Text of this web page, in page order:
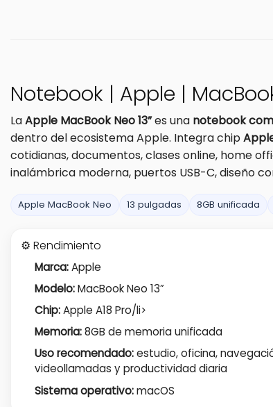
Notebook | Apple |
LaApple MacBook Neo 13”es una notebook
dentro del ecosistema Apple. Integra chip
cotidianas, documentos, clases online, home
inalámbrica moderna, puertos USB-C, diseño
Apple MacBook Neo 13 pulgadas 8GB unificada
⚙️ Rendimiento
Marca:Apple
Modelo:MacBook Neo 13”
Chip:Apple A18 Pro/li>
Memoria:8GB de memoria unificada
Uso recomendado:estudio, oficina,
videollamadas y productividad diaria
Sistema operativo:macOS